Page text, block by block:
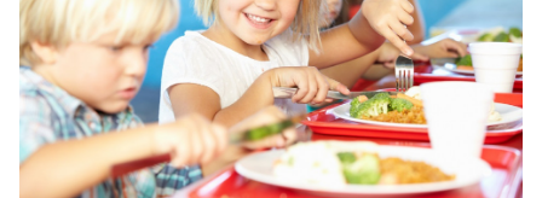
CDU Deutschland
CDU Fraktion im Brandenburger Landtag
CDU Brandenburg
CDU Potsdam